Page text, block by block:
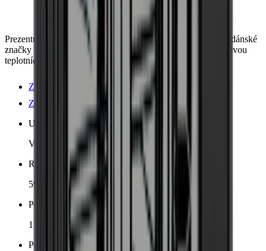
Prezentujte své láhve v této prémiové chladničce na víno od dánské
značky Pevino Noble, kde můžete skladovat až 41 lahví ve dvou
teplotních zónách.
Zobrazit podrobnosti o produktu
Zobrazit specifikace
Umístění
Volně stojící, Vestavěný
Rozměry (ŠxVxH cm)
59.5 x 82 x 56.4 cm
Počet chladicích zón
1 zóna
Počet lahví (Bordeaux)